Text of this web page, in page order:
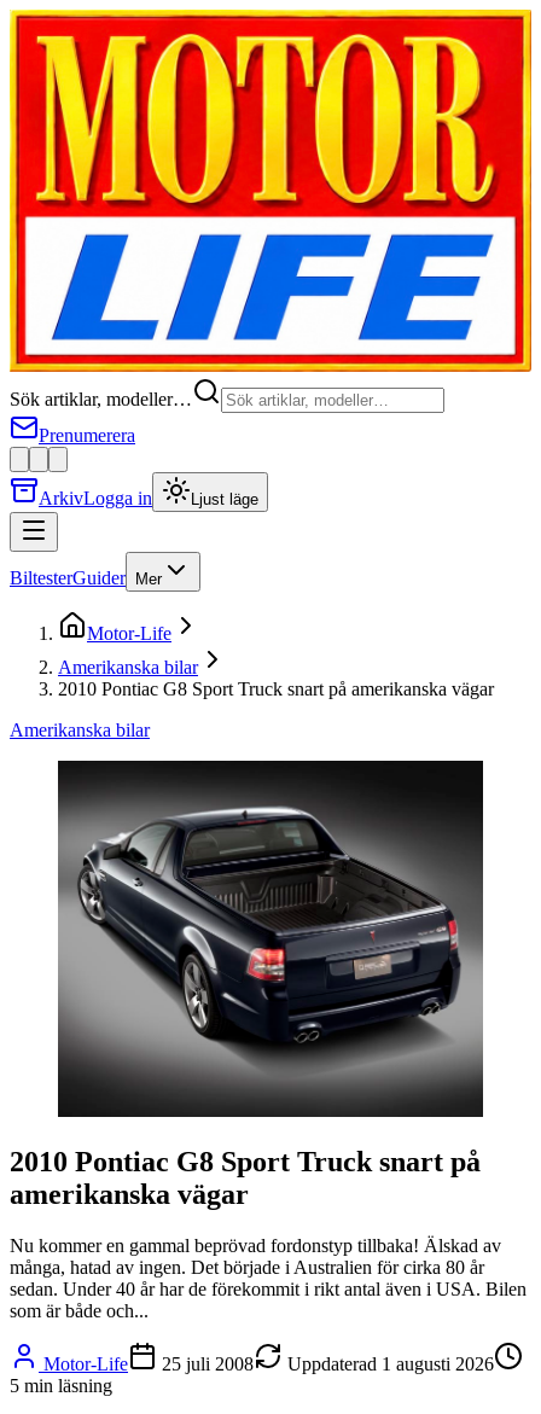
Sök artiklar, modeller…
Prenumerera
ArkivLogga in Ljust läge
BiltesterGuider Mer
Motor-Life
Amerikanska bilar
2010 Pontiac G8 Sport Truck snart på amerikanska vägar
Amerikanska bilar
2010 Pontiac G8 Sport Truck snart på
amerikanska vägar
Nu kommer en gammal beprövad fordonstyp tillbaka! Älskad av
många, hatad av ingen. Det började i Australien för cirka 80 år
sedan. Under 40 år har de förekommit i rikt antal även i USA. Bilen
som är både och...
Motor-Life 25 juli 2008 Uppdaterad 1 augusti 2026
5 min läsning